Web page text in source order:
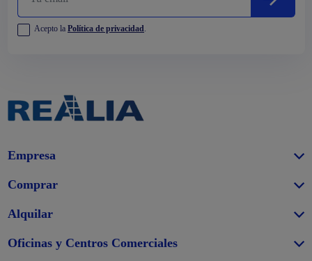
Acepto la Política de privacidad.
Empresa
Comprar
Alquilar
Oficinas y Centros Comerciales